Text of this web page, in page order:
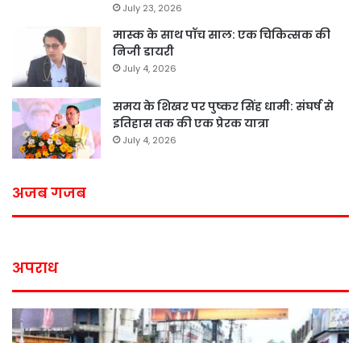
July 23, 2026
मास्क के साथ पॉच साल: एक चिकित्सक की
निजी डायरी
July 4, 2026
समय के शिखर पर पुष्कर सिंह धामी: संघर्ष से
इतिहास तक की एक प्रेरक यात्रा
July 4, 2026
अजब गजब
अपराध